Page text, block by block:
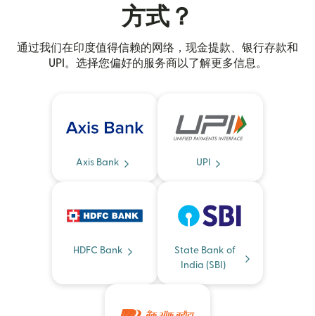
方式？
通过我们在印度值得信赖的网络，现金提款、银行存款和
UPI。选择您偏好的服务商以了解更多信息。
Axis Bank UPI
HDFC Bank
State Bank of
India (SBI)